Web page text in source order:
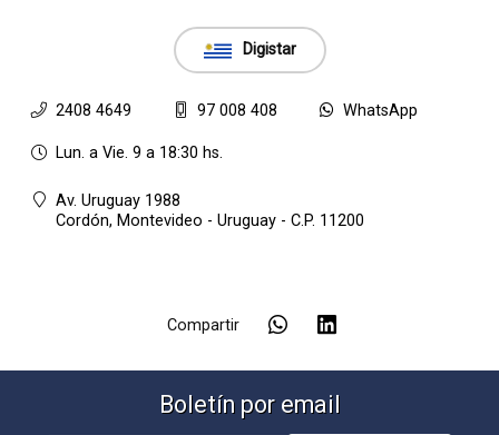
Digistar
2408 4649 97 008 408 WhatsApp
Lun. a Vie. 9 a 18:30 hs.
Av. Uruguay 1988
Cordón, Montevideo - Uruguay - C.P. 11200
Compartir
Boletín por email